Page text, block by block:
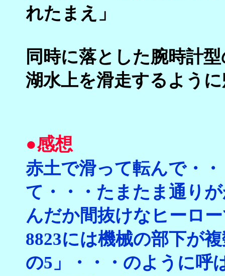
れたまえ」
同時に落とした腕時計
湖水上を滑走するよう
●感想
赤土で滑って転んで・
て・・・たまたま通り
んだか間抜けなヒーロ
8823には機械の部下が
の5」・・・のように呼